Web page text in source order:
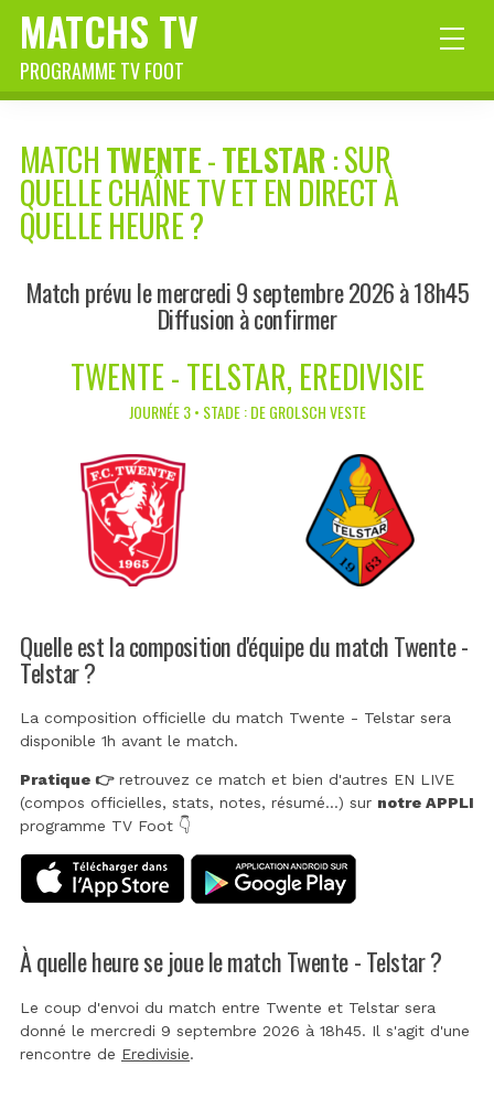
MATCHS TV
PROGRAMME TV FOOT
MATCHTWENTE-TELSTAR: SUR
QUELLE CHAÎNE TV ET EN DIRECT À
QUELLE HEURE ?
Match prévu le mercredi 9 septembre 2026 à 18h45
Diffusion à confirmer
TWENTE - TELSTAR, EREDIVISIE
JOURNÉE 3 • STADE : DE GROLSCH VESTE
Quelle est la composition d'équipe du match Twente -
Telstar ?
La composition officielle du match Twente - Telstar sera
disponible 1h avant le match.
Pratique 👉retrouvez ce match et bien d'autres EN LIVE
(compos officielles, stats, notes, résumé...) sur notre APPLI
programme TV Foot 👇
À quelle heure se joue le match Twente - Telstar ?
Le coup d'envoi du match entre Twente et Telstar sera
donné le mercredi 9 septembre 2026 à 18h45. Il s'agit d'une
rencontre de Eredivisie.